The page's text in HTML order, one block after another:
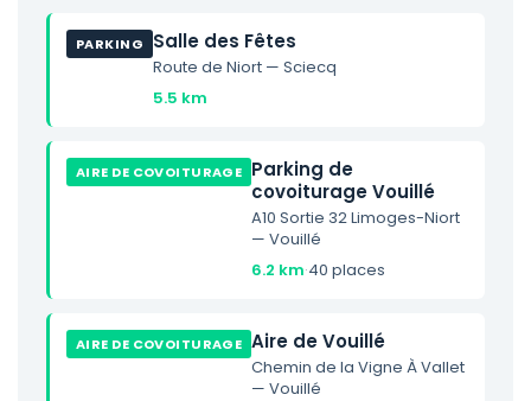
PARKING Salle des Fêtes
Route de Niort — Sciecq
5.5 km
AIRE DE COVOITURAGE Parking de
covoiturage Vouillé
A10 Sortie 32 Limoges-Niort
— Vouillé
6.2 km·40 places
AIRE DE COVOITURAGE Aire de Vouillé
Chemin de la Vigne À Vallet
— Vouillé